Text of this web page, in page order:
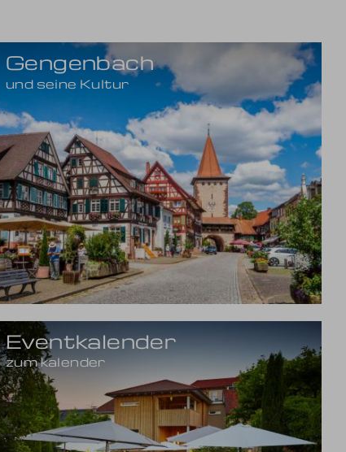
Gengenbach
und seine Kultur
Eventkalender
zum kalender